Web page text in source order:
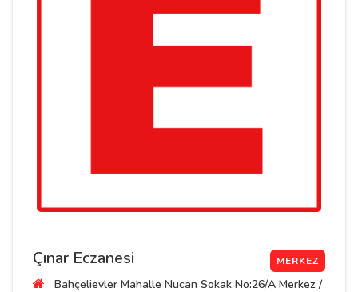
Çınar Eczanesi MERKEZ
Bahçelievler Mahalle Nucan Sokak No:26/A Merkez /